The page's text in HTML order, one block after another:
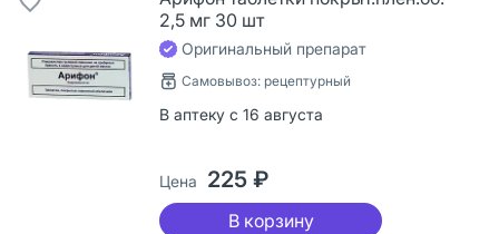
2,5 мг 30 шт
Оригинальный препарат
Самовывоз: рецептурный
В аптеку с 16 августа
Цена 225 ₽
В корзину